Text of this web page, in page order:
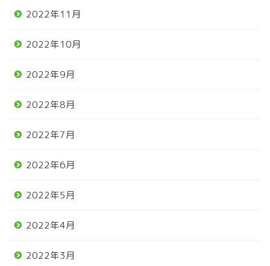
2022年11月
2022年10月
2022年9月
2022年8月
2022年7月
2022年6月
2022年5月
2022年4月
2022年3月